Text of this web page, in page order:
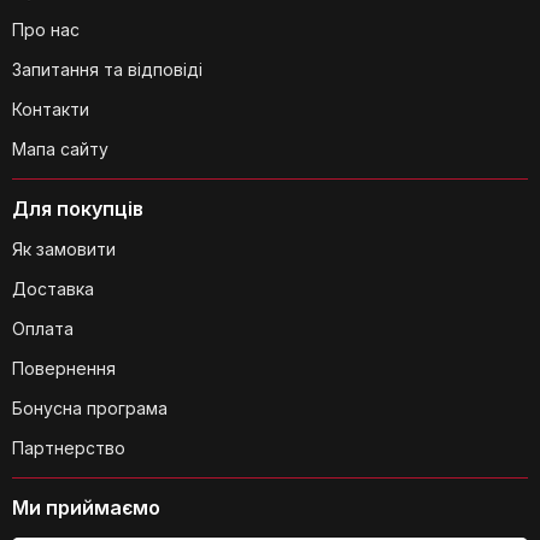
Чи можна використовувати
Для покупців
Як замовити
Доставка
Оплата
Повернення
Бонусна програма
Партнерство
Про нас
Запитання та відповіді
Контакти
Мапа сайту
Ми приймаємо